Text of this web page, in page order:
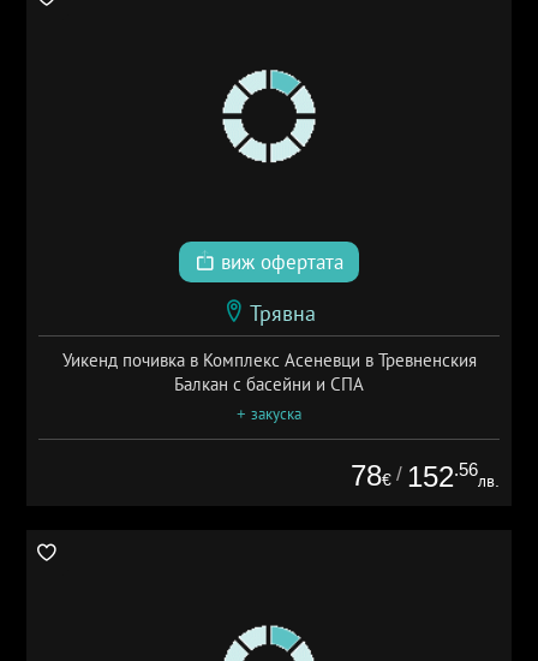
виж офертата
Трявна
Уикенд почивка в Комплекс Асеневци в Тревненския
Балкан с басейни и СПА
+ закуска
78€ / 152.56
лв.